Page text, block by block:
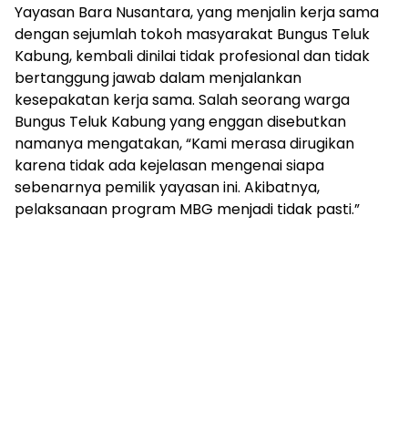
Yayasan Bara Nusantara, yang menjalin kerja sama
dengan sejumlah tokoh masyarakat Bungus Teluk
Kabung, kembali dinilai tidak profesional dan tidak
bertanggung jawab dalam menjalankan
kesepakatan kerja sama. Salah seorang warga
Bungus Teluk Kabung yang enggan disebutkan
namanya mengatakan, “Kami merasa dirugikan
karena tidak ada kejelasan mengenai siapa
sebenarnya pemilik yayasan ini. Akibatnya,
pelaksanaan program MBG menjadi tidak pasti.”